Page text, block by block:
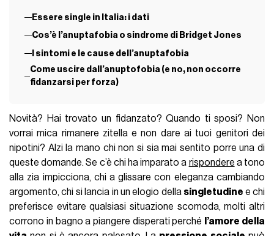
Essere single in Italia: i dati
Cos’è l’anuptafobia o sindrome di Bridget Jones
I sintomi e le cause dell’anuptafobia
Come uscire dall’anuptofobia (e no, non occorre
fidanzarsi per forza)
Novità? Hai trovato un fidanzato? Quando ti sposi? Non
vorrai mica rimanere zitella e non dare ai tuoi genitori dei
nipotini? Alzi la mano chi non si sia mai sentito porre una di
queste domande. Se c’è chi ha imparato a rispondere a tono
alla zia impicciona, chi a glissare con eleganza cambiando
argomento, chi si lancia in un elogio della singletudine e chi
preferisce evitare qualsiasi situazione scomoda, molti altri
corrono in bagno a piangere disperati perché
l’amore della